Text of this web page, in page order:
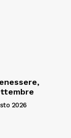
2026